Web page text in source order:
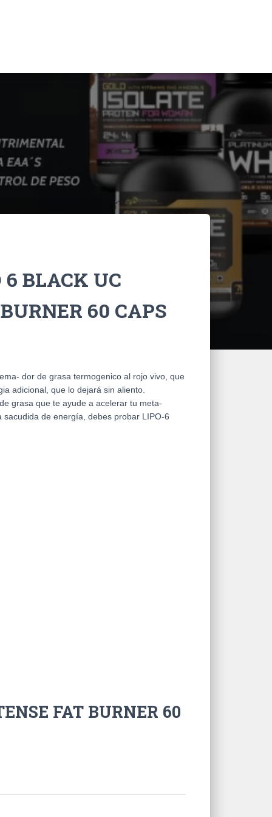
BLACK UC
60 CAPS
dor de grasa termogenico al rojo vivo, que
adicional, que lo dejará sin aliento.
grasa que te ayude a acelerar tu meta-
de energía, debes probar LIPO-6
FAT BURNER 60